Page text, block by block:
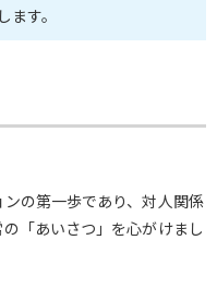
す。
ンの第一歩であり、対人関係
「あいさつ」を心がけまし